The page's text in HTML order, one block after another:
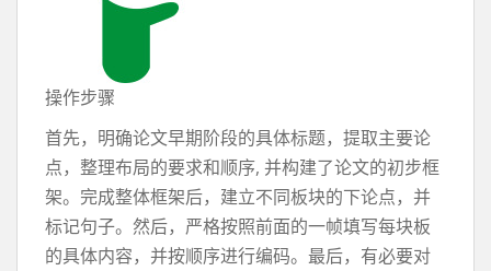
操作步骤
首先，明确论文早期阶段的具体标题，提取主要论
点，整理布局的要求和顺序, 并构建了论文的初步框
架。完成整体框架后，建立不同板块的下论点，并
标记句子。然后，严格按照前面的一帧填写每块板
的具体内容，并按顺序进行编码。最后，有必要对